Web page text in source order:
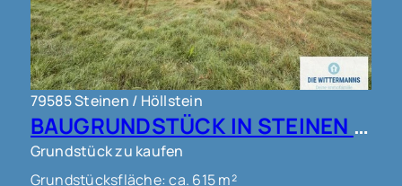
79585 Steinen / Höllstein
BAUGRUNDSTÜCK IN STEINEN !!!
Grundstück zu kaufen
Grundstücksfläche: ca. 615 m²